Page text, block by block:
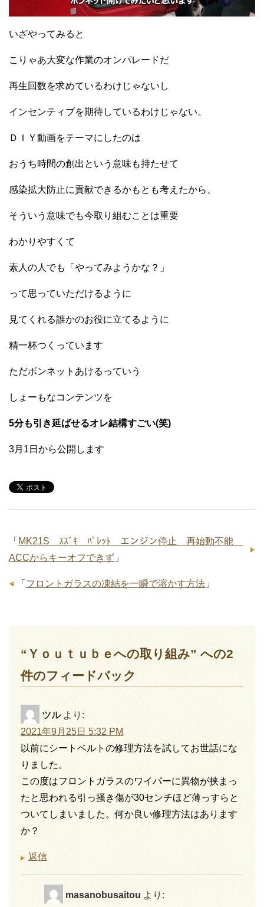
いざやってみると
こりゃあ大変な作業のオンパレードだ
再生回数を求めているわけじゃないし
インセンティブを期待しているわけじゃない。
ＤＩＹ動画をテーマにしたのは
おうち時間の創出という意味も持たせて
感染拡大防止に貢献できるかもとも考えたから、
そういう意味でも今取り組むことは重要
わかりやすくて
素人の人でも「やってみようかな？」
って思っていただけるように
見てくれる誰かのお役に立てるように
精一杯つくっています
ただボンネットあけるっていう
しょーもなコンテンツを
5分も引き延ばせるオレ結構すごい(笑)
3月1日から公開します
「 MK21S ｽｽﾞｷ ﾊﾟﾚｯﾄ エンジン停止 再始動不能
ACCからキーオフできず 」
「 フロントガラスの凍結を一瞬で溶かす方法 」
“Ｙｏｕｔｕｂｅへの取り組み” への2
件のフィードバック
ツル より:
2021年9月25日 5:32 PM
以前にシートベルトの修理方法を試してお世話にな
りました。
この度はフロントガラスのワイパーに異物が挟まっ
たと思われる引っ掻き傷が30センチほど薄っすらと
ついてしまいました。何か良い修理方法はあります
か？
返信
masanobusaitou より: